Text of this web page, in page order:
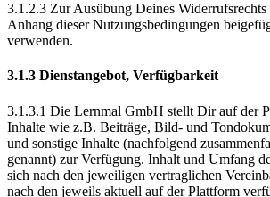
3.1.2.3 Zur Ausübung Deines
Anhang dieser Nutzungsbedingungen
verwenden.
3.1.3 Dienstangebot, Verfügbarkeit
3.1.3.1 Die Lernmal GmbH stellt Dir auf der
Inhalte wie z.B. Beiträge, Bild- und
und sonstige Inhalte (nachfolgend
genannt) zur Verfügung. Inhalt und Umfang
sich nach den jeweiligen vertraglichen
nach den jeweils aktuell auf der Plattform